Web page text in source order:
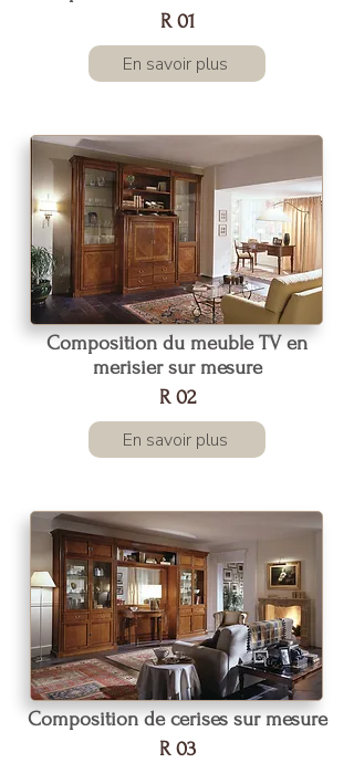
R 01
En savoir plus
Composition du meuble TV en
merisier sur mesure
R 02
En savoir plus
Composition de cerises sur mesure
R 03